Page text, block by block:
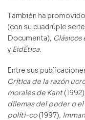
También ha
(con su cuadrúple
Documenta), Clásicos
y EidÉtica.
Entre sus
Crítica de la razón
morales de Kant
dilemas del poder o
políti-co(1997),